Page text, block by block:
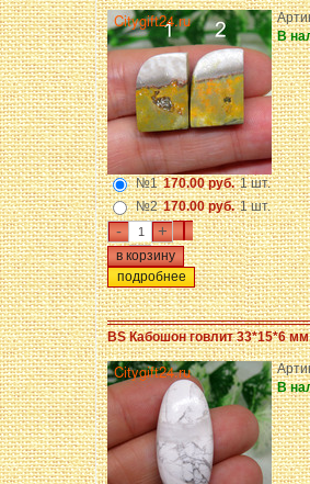
В
№1 170.00 руб. 1 шт.
№2 170.00 руб. 1 шт.
- +
подробнее
BS Кабошон говлит 33*15*6
В